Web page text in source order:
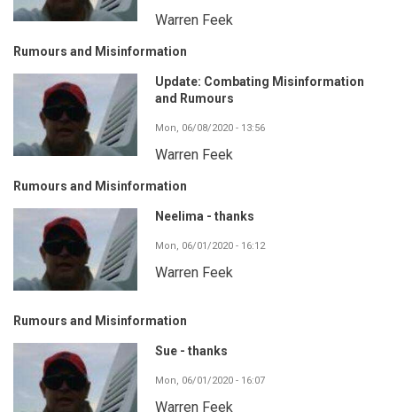
Warren Feek
Rumours and Misinformation
Update: Combating Misinformation
and Rumours
Mon, 06/08/2020 - 13:56
Warren Feek
Rumours and Misinformation
Neelima - thanks
Mon, 06/01/2020 - 16:12
Warren Feek
Rumours and Misinformation
Sue - thanks
Mon, 06/01/2020 - 16:07
Warren Feek